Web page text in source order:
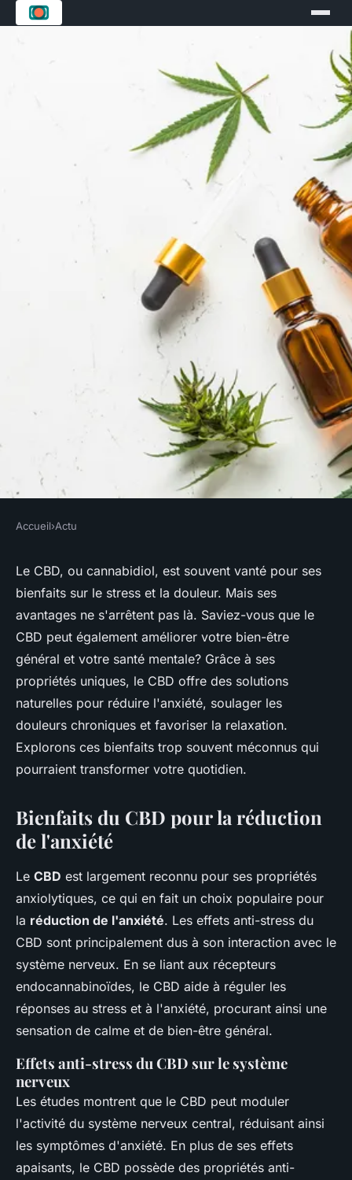
Découvrez les avantages
méconnus du chanvre pour
votre santé
Lisa•13 septembre 2024 •3 min de lecture
Accueil›Actu
Le CBD, ou cannabidiol, est souvent vanté pour ses
bienfaits sur le stress et la douleur. Mais ses
avantages ne s'arrêtent pas là. Saviez-vous que le
CBD peut également améliorer votre bien-être
général et votre santé mentale? Grâce à ses
propriétés uniques, le CBD offre des solutions
naturelles pour réduire l'anxiété, soulager les
douleurs chroniques et favoriser la relaxation.
Explorons ces bienfaits trop souvent méconnus qui
pourraient transformer votre quotidien.
Bienfaits du CBD pour la réduction
de l'anxiété
Le CBD est largement reconnu pour ses propriétés
anxiolytiques, ce qui en fait un choix populaire pour
la réduction de l'anxiété. Les effets anti-stress du
CBD sont principalement dus à son interaction avec le
système nerveux. En se liant aux récepteurs
endocannabinoïdes, le CBD aide à réguler les
réponses au stress et à l'anxiété, procurant ainsi une
sensation de calme et de bien-être général.
Effets anti-stress du CBD sur le système
nerveux
Les études montrent que le CBD peut moduler
l'activité du système nerveux central, réduisant ainsi
les symptômes d'anxiété. En plus de ses effets
apaisants, le CBD possède des propriétés anti-